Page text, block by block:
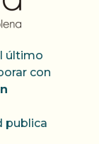
último
con
publica